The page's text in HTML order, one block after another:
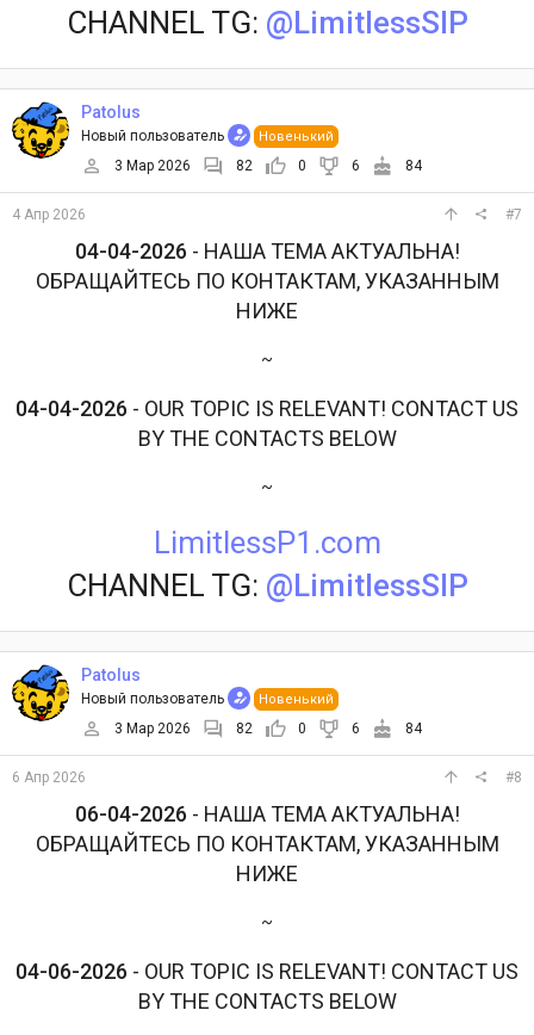
CHANNEL TG: @LimitlessSIP
Patolus
Новый пользователь Новенький
3 Мар 2026 82 0 6 84
4 Апр 2026 #7
04-04-2026 - НАША ТЕМА АКТУАЛЬНА!
ОБРАЩАЙТЕСЬ ПО КОНТАКТАМ, УКАЗАННЫМ
НИЖЕ
~
04-04-2026 - OUR TOPIC IS RELEVANT! CONTACT US
BY THE CONTACTS BELOW
~
LimitlessP1.com
CHANNEL TG: @LimitlessSIP
Patolus
Новый пользователь Новенький
3 Мар 2026 82 0 6 84
6 Апр 2026 #8
06-04-2026 - НАША ТЕМА АКТУАЛЬНА!
ОБРАЩАЙТЕСЬ ПО КОНТАКТАМ, УКАЗАННЫМ
НИЖЕ
~
04-06-2026 - OUR TOPIC IS RELEVANT! CONTACT US
BY THE CONTACTS BELOW